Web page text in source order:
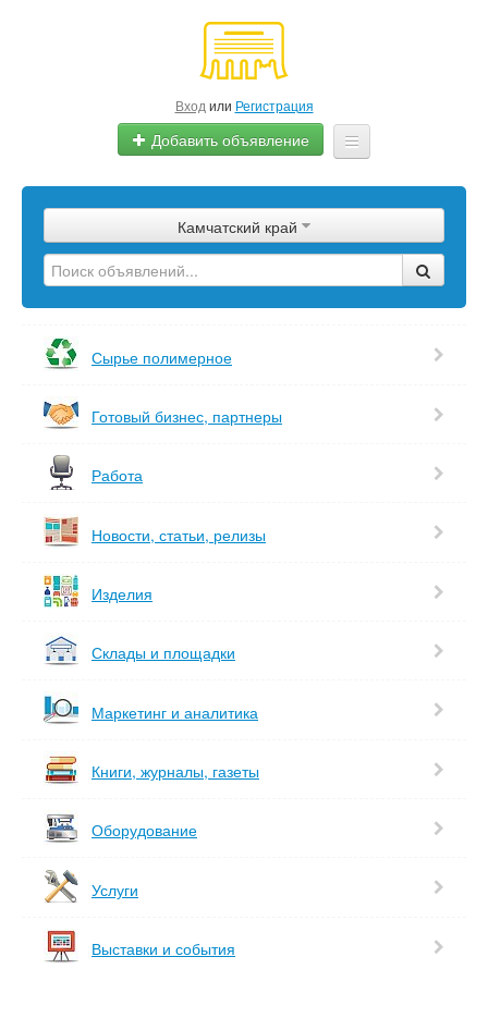
Вход или Регистрация
Добавить объявление
Сырье
Изделия
Еще
Камчатский край
Сырье полимерное
Готовый бизнес, партнеры
Работа
Новости, статьи, релизы
Изделия
Склады и площадки
Маркетинг и аналитика
Книги, журналы, газеты
Оборудование
Услуги
Выставки и события